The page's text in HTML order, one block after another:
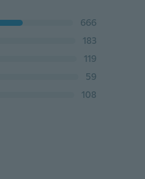
666
183
119
59
108